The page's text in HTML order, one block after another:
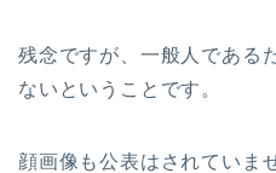
残念ですが、一般人である
ないということです。
顔画像も公表はされていま